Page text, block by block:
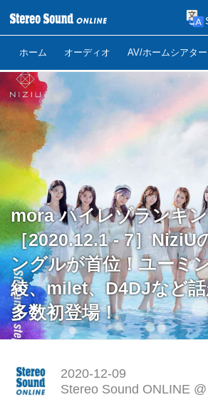
ホーム オーディオ AV/ホームシアター
mora ハイレゾランキ
［2020.12.1 - 7］NiziU
ングルが首位！ユーミ
綾、milet、D4DJなど
多数初登場！
2020-12-09
Stereo Sound ONLINE @